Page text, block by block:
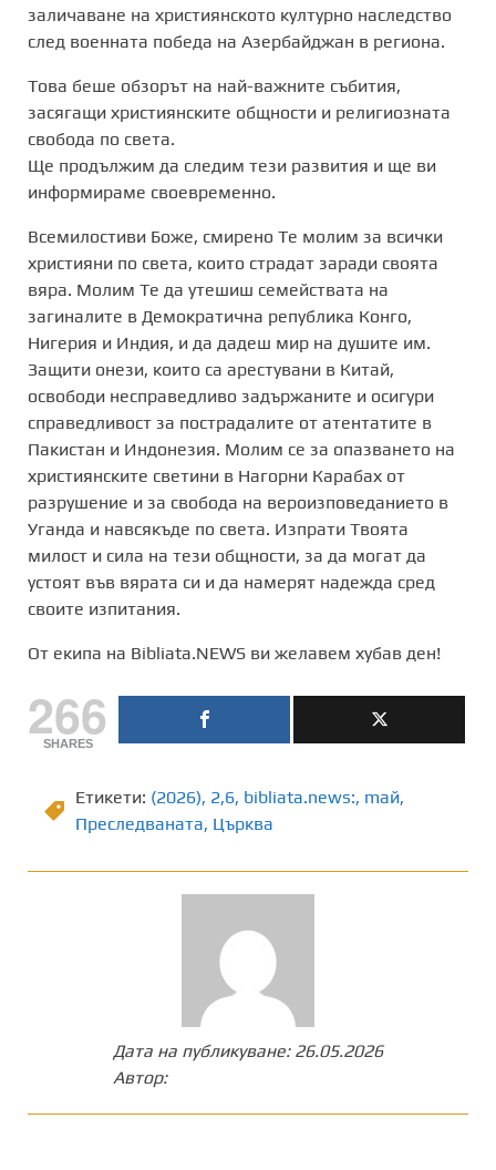
заличаване на християнското културно наследство
след военната победа на Азербайджан в региона.
Това беше обзорът на най-важните събития,
засягащи християнските общности и религиозната
свобода по света.
Ще продължим да следим тези развития и ще ви
информираме своевременно.
Всемилостиви Боже, смирено Те молим за всички
християни по света, които страдат заради своята
вяра. Молим Те да утешиш семействата на
загиналите в Демократична република Конго,
Нигерия и Индия, и да дадеш мир на душите им.
Защити онези, които са арестувани в Китай,
освободи несправедливо задържаните и осигури
справедливост за пострадалите от атентатите в
Пакистан и Индонезия. Молим се за опазването на
християнските светини в Нагорни Карабах от
разрушение и за свобода на вероизповеданието в
Уганда и навсякъде по света. Изпрати Твоята
милост и сила на тези общности, за да могат да
устоят във вярата си и да намерят надежда сред
своите изпитания.
От екипа на Bibliata.NEWS ви желавем хубав ден!
266
SHARES
Етикети: (2026), 2,6, bibliata.news:, mай,
Преследваната, Църква
Дата на публикуване: 26.05.2026
Автор: